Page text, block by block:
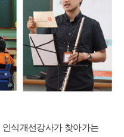
인식개선강사가 찾아가는